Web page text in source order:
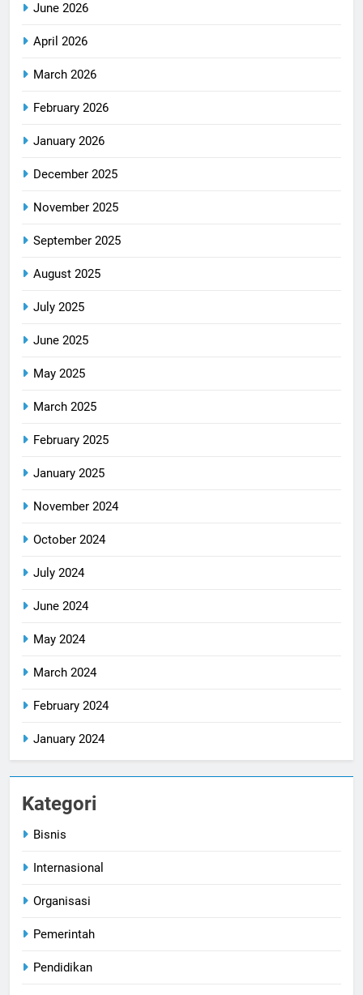
June 2026
April 2026
March 2026
February 2026
January 2026
December 2025
November 2025
September 2025
August 2025
July 2025
June 2025
May 2025
March 2025
February 2025
January 2025
November 2024
October 2024
July 2024
June 2024
May 2024
March 2024
February 2024
January 2024
Kategori
Bisnis
Internasional
Organisasi
Pemerintah
Pendidikan